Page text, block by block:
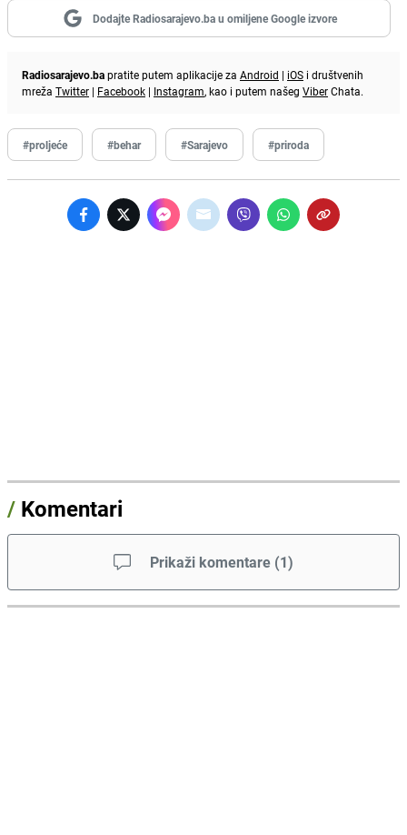
Dodajte Radiosarajevo.ba u omiljene Google izvore
Radiosarajevo.bapratite putem aplikacije za Android | iOS i društvenih
mreža Twitter | Facebook | Instagram, kao i putem našeg ViberChata.
#proljeće #behar #Sarajevo #priroda
/ Komentari
Prikaži komentare (1)